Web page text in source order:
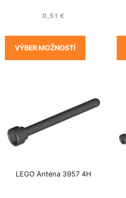
0,51 €
VÝBER MOŽNOSTÍ
LEGO Anténa 3957 4H